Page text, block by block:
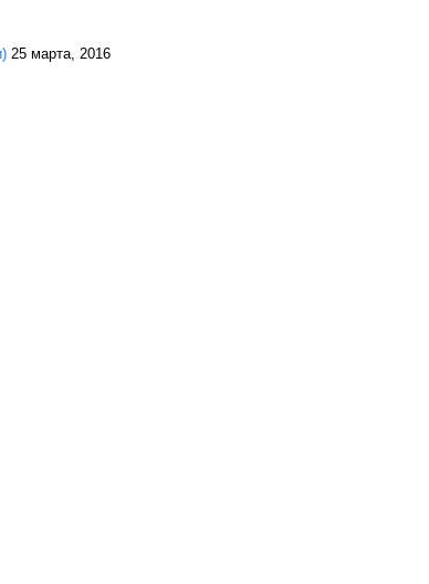
25 марта, 2016